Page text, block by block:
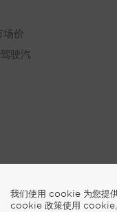
场价
驶汽
我们使用 cookie 为您提
cookie 政策使用 cookie